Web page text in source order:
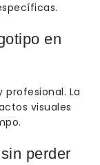
en
profesional. La
visuales
perder